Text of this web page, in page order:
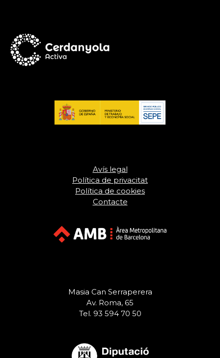
Avís legal
Política de privacitat
Política de cookies
Contacte
Masia Can Serraperera
Av. Roma, 65
Tel. 93 594 70 50